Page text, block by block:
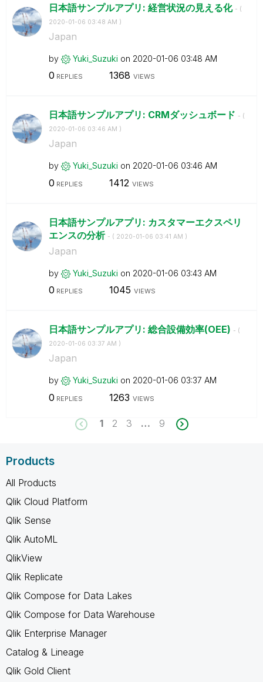
日本語サンプルアプリ: 経営状況の見える化 - (
‎2020-01-06 03:48 AM )
Japan
by Yuki_Suzuki on ‎2020-01-06 03:48 AM
0 REPLIES 1368 VIEWS
日本語サンプルアプリ: CRMダッシュボード - (
‎2020-01-06 03:46 AM )
Japan
by Yuki_Suzuki on ‎2020-01-06 03:46 AM
0 REPLIES 1412 VIEWS
日本語サンプルアプリ: カスタマーエクスペリ
エンスの分析 - ( ‎2020-01-06 03:41 AM )
Japan
by Yuki_Suzuki on ‎2020-01-06 03:43 AM
0 REPLIES 1045 VIEWS
日本語サンプルアプリ: 総合設備効率(OEE) - (
‎2020-01-06 03:37 AM )
Japan
by Yuki_Suzuki on ‎2020-01-06 03:37 AM
0 REPLIES 1263 VIEWS
1 2 3 … 9
Products
All Products
Qlik Cloud Platform
Qlik Sense
Qlik AutoML
QlikView
Qlik Replicate
Qlik Compose for Data Lakes
Qlik Compose for Data Warehouse
Qlik Enterprise Manager
Catalog & Lineage
Qlik Gold Client